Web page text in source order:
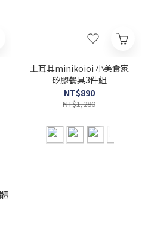
土耳其minikoioi 小美食家
矽膠餐具3件組
NT$890
NT$1,280